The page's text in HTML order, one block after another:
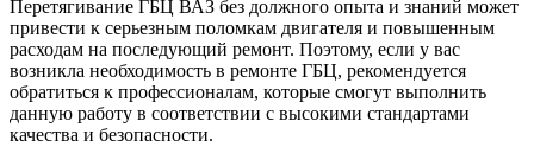
Перетягивание ГБЦ ВАЗ без должного опыта и знаний может
привести к серьезным поломкам двигателя и повышенным
расходам на последующий ремонт. Поэтому, если у вас
возникла необходимость в ремонте ГБЦ, рекомендуется
обратиться к профессионалам, которые смогут выполнить
данную работу в соответствии с высокими стандартами
качества и безопасности.